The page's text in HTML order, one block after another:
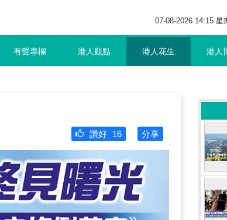
07-08-2026 14:15 星
有聲專欄 港人觀點 港人花生 港人
分享
讚好 16